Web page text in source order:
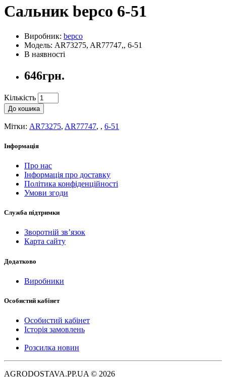
Сальник bepco 6-51
Виробник: bepco
Модель: AR73275, AR77747,, 6-51
В наявності
646грн.
Кількість
До кошика
Мітки: AR73275, AR77747, , 6-51
Інформація
Про нас
Інформація про доставку
Політика конфіденційності
Умови згоди
Служба підтримки
Зворотній зв’язок
Карта сайту
Додатково
Виробники
Особистий кабінет
Особистий кабінет
Історія замовлень
Розсилка новин
AGRODOSTAVA.PP.UA © 2026